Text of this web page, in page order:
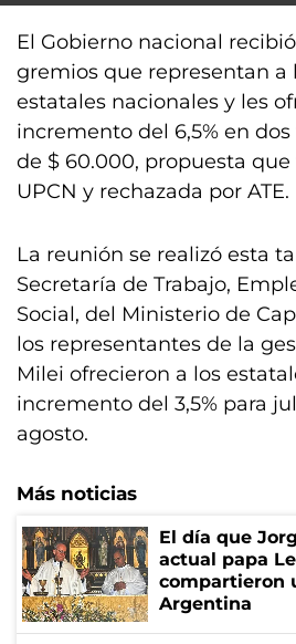
El Gobierno nacional
gremios que representan a
estatales nacionales y les
incremento del 6,5% en
de $ 60.000, propuesta
UPCN y rechazada por ATE.
La reunión se realizó esta
Secretaría de Trabajo,
Social, del Ministerio de
los representantes de la
Milei ofrecieron a los
incremento del 3,5% para
agosto.
Más noticias
El día que
actual papa
compartieron
Argentina